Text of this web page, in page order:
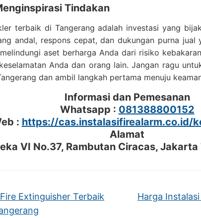
Tindakan
terbaik di Tangerang adalah investasi yang
andal, respons cepat, dan dukungan purna
aset berharga Anda dari risiko
Anda dan orang lain. Jangan ragu
dan ambil langkah pertama menuju
Informasi dan Pemesanan
Whatsapp : 081388800152
: https://cas.instalasifirealarm.co.id/
Alamat
VI No.37, Rambutan Ciracas,
Extinguisher Terbaik
Harga